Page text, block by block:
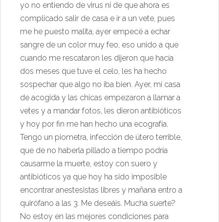
yo no entiendo de virus ni de que ahora es
complicado salir de casa e ir a un vete, pues
me he puesto malita, ayer empecé a echar
sangre de un color muy feo, eso unido a que
cuando me rescataron les dijeron que hacía
dos meses que tuve el celo, les ha hecho
sospechar que algo no iba bien. Ayer, mi casa
de acogida y las chicas empezaron a llamar a
vetes y a mandar fotos, les dieron antibióticos
y hoy por fin me han hecho una ecografía.
Tengo un piometra, infección de útero terrible,
que de no haberla pillado a tiempo podría
causarme la muerte, estoy con suero y
antibióticos ya que hoy ha sido imposible
encontrar anestesistas libres y mañana entro a
quirófano a las 3. Me deseáis. Mucha suerte?
No estoy en las mejores condiciones para